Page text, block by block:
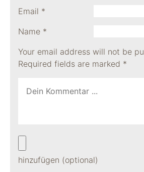
Your email address will not be
Required fields are marked *
Name *
Email *
hinzufügen (optional)